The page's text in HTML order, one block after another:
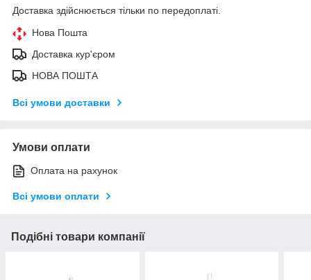
Доставка здійснюється тільки по передоплаті.
Нова Пошта
Доставка кур'єром
НОВА ПОШТА
Всі умови доставки
Умови оплати
Оплата на рахунок
Всі умови оплати
Подібні товари компанії